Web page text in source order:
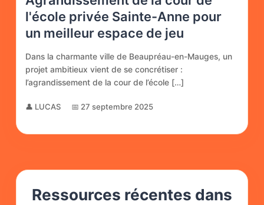
l'école privée Sainte-Anne pour
un meilleur espace de jeu
Dans la charmante ville de Beaupréau-en-Mauges, un
projet ambitieux vient de se concrétiser :
l’agrandissement de la cour de l’école […]
👤 LUCAS 📅 27 septembre 2025
Ressources récentes dans